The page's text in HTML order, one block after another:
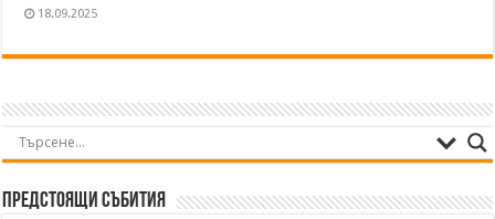
18.09.2025
Предстоящи събития